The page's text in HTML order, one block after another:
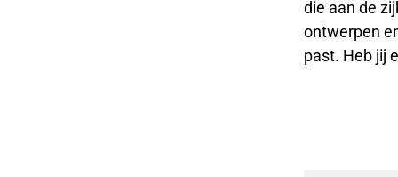
die aan de
ontwerpen
past. Heb jij